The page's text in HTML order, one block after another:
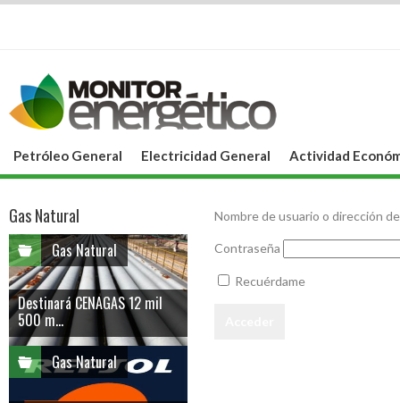
Petróleo General Electricidad General Actividad
Nombre de usuario o dirección
Contraseña
Recuérdame
Gas Natural
Gas Natural
Destinará CENAGAS 12 mil
500 m...
Gas Natural